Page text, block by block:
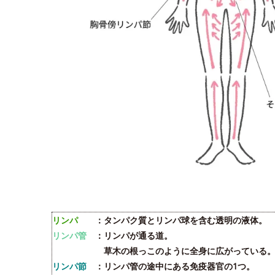
リンパ：タンパク質とリンパ球を含む透明の液体。
リンパ管 ：リンパが通る道。
草木の根っこのように全身に広がっている。
リンパ節 ：リンパ管の途中にある免疫器官の1つ。